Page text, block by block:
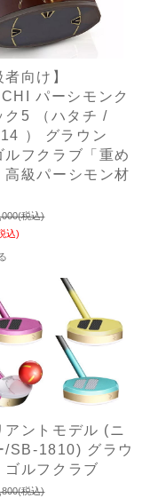
者向け】
パーシモンク
ク5 （ハタチ /
） グラウン
ルフクラブ「重め
高級パーシモン材
(税込)
込)
アントモデル (ニ
/SB-1810) グラウ
ゴルフクラブ
(税込)